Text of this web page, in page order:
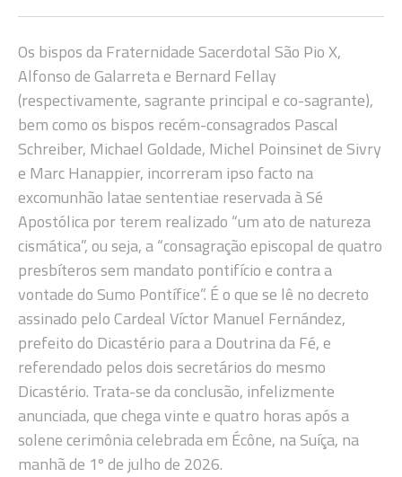
Os bispos da Fraternidade Sacerdotal São Pio X,
Alfonso de Galarreta e Bernard Fellay
(respectivamente, sagrante principal e co-sagrante),
bem como os bispos recém-consagrados Pascal
Schreiber, Michael Goldade, Michel Poinsinet de Sivry
e Marc Hanappier, incorreram ipso facto na
excomunhão latae sententiae reservada à Sé
Apostólica por terem realizado “um ato de natureza
cismática”, ou seja, a “consagração episcopal de quatro
presbíteros sem mandato pontifício e contra a
vontade do Sumo Pontífice”. É o que se lê no decreto
assinado pelo Cardeal Víctor Manuel Fernández,
prefeito do Dicastério para a Doutrina da Fé, e
referendado pelos dois secretários do mesmo
Dicastério. Trata-se da conclusão, infelizmente
anunciada, que chega vinte e quatro horas após a
solene cerimônia celebrada em Écône, na Suíça, na
manhã de 1º de julho de 2026.